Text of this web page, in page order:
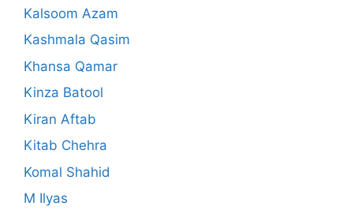
Kalsoom Azam
Kashmala Qasim
Khansa Qamar
Kinza Batool
Kiran Aftab
Kitab Chehra
Komal Shahid
M Ilyas